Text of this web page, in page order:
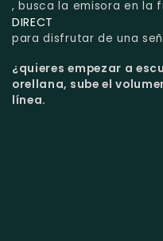
, busca la emisora en la
DIRECT
para disfrutar de una
¿quieres empezar a
orellana, sube el
línea.